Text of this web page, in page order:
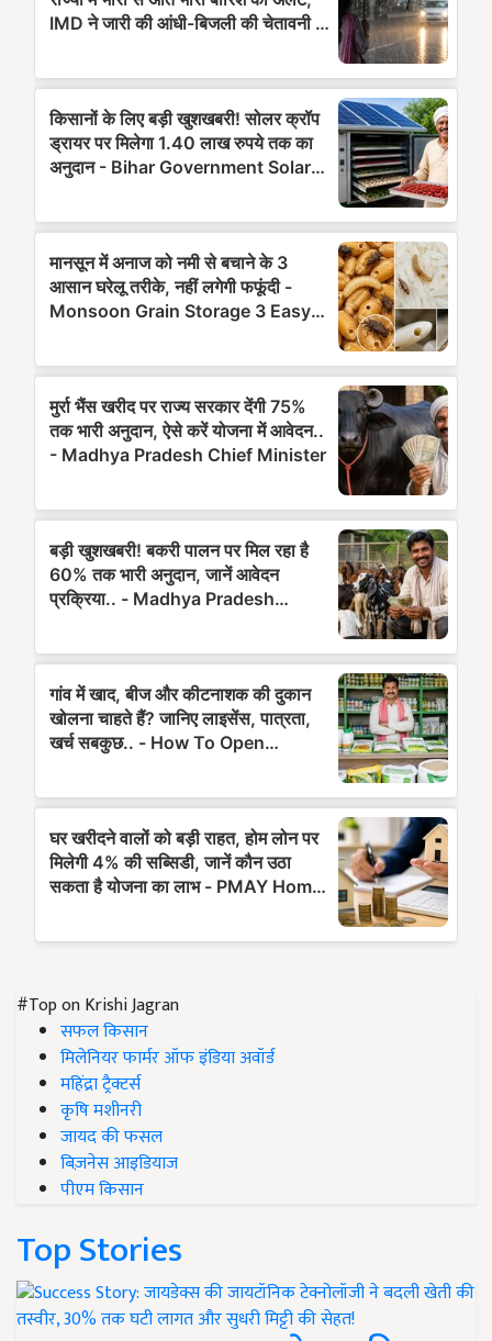
#Top on Krishi Jagran
सफल किसान
मिलेनियर फार्मर ऑफ इंडिया अवॉर्ड
महिंद्रा ट्रैक्टर्स
कृषि मशीनरी
जायद की फसल
बिज़नेस आइडियाज
पीएम किसान
Top Stories